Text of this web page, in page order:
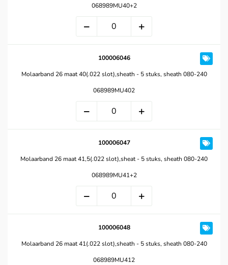
068989MU40+2
100006046
Molaarband 26 maat 40(.022 slot),sheath - 5 stuks, sheath 080-240
068989MU402
100006047
Molaarband 26 maat 41,5(.022 slot),sheat - 5 stuks, sheath 080-240
068989MU41+2
100006048
Molaarband 26 maat 41(.022 slot),sheath - 5 stuks, sheath 080-240
068989MU412